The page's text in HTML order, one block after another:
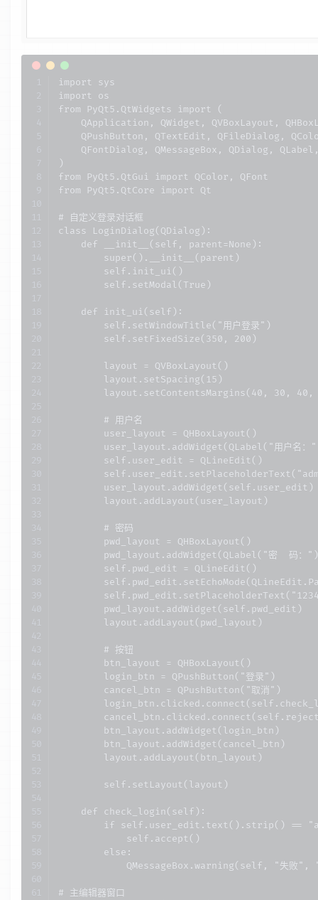
import sys
import os
from PyQt5.QtWidgets import (
QApplication, QWidget, QVBoxLayout,
QPushButton, QTextEdit, QFileDialog,
QFontDialog, QMessageBox, QDialog,
)
from PyQt5.QtGui import QColor, QFont
from PyQt5.QtCore import Qt
# 自定义登录对话框
class LoginDialog(QDialog):
    def __init__(self, parent=None):
        super().__init__(parent)
        self.init_ui()
        self.setModal(True)
    def init_ui(self):
        self.setWindowTitle("用户登录")
        self.setFixedSize(350, 200)
        layout = QVBoxLayout()
        layout.setSpacing(15)
layout.setContentsMargins(40, 30, 40,
        # 用户名
        user_layout = QHBoxLayout()
user_layout.addWidget(QLabel("用户名：
        self.user_edit = QLineEdit()
        user_layout.addWidget(self.user_edit)
        layout.addLayout(user_layout)
        # 密码
        pwd_layout = QHBoxLayout()
pwd_layout.addWidget(QLabel("密  码：
        self.pwd_edit = QLineEdit()
        pwd_layout.addWidget(self.pwd_edit)
        layout.addLayout(pwd_layout)
        # 按钮
        btn_layout = QHBoxLayout()
        login_btn = QPushButton("登录")
        cancel_btn = QPushButton("取消")
        btn_layout.addWidget(login_btn)
        btn_layout.addWidget(cancel_btn)
        layout.addLayout(btn_layout)
        self.setLayout(layout)
    def check_login(self):
if self.user_edit.text().strip() ==
            self.accept()
        else:
QMessageBox.warning(self, "失败", "
# 主编辑器窗口